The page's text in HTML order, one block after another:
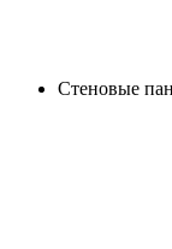
Стеновые